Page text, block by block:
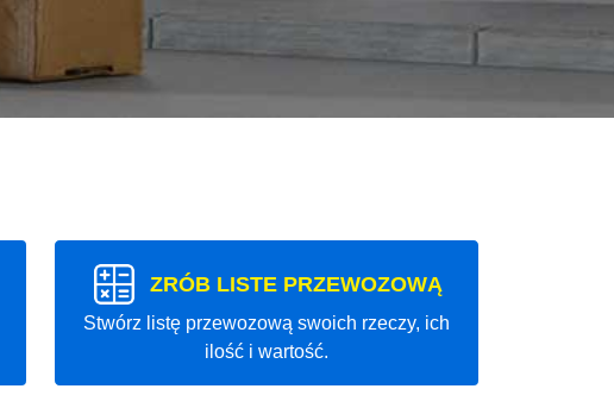
ZRÓB LISTE PRZEWOZOWĄ
Stwórz listę przewozową swoich rzeczy, ich
ilość i wartość.